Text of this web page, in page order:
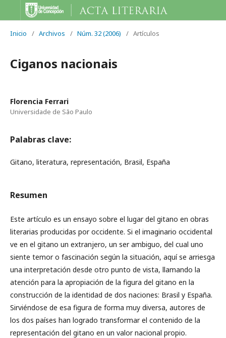
Inicio / Archivos / Núm. 32 (2006) / Artículos
Ciganos nacionais
Florencia Ferrari
Universidade de São Paulo
Palabras clave:
Gitano, literatura, representación, Brasil, España
Resumen
Este artículo es un ensayo sobre el lugar del gitano en obras
literarias producidas por occidente. Si el imaginario occidental
ve en el gitano un extranjero, un ser ambiguo, del cual uno
siente temor o fascinación según la situación, aquí se arriesga
una interpretación desde otro punto de vista, llamando la
atención para la apropiación de la figura del gitano en la
construcción de la identidad de dos naciones: Brasil y España.
Sirviéndose de esa figura de forma muy diversa, autores de
los dos países han logrado transformar el contenido de la
representación del gitano en un valor nacional propio.